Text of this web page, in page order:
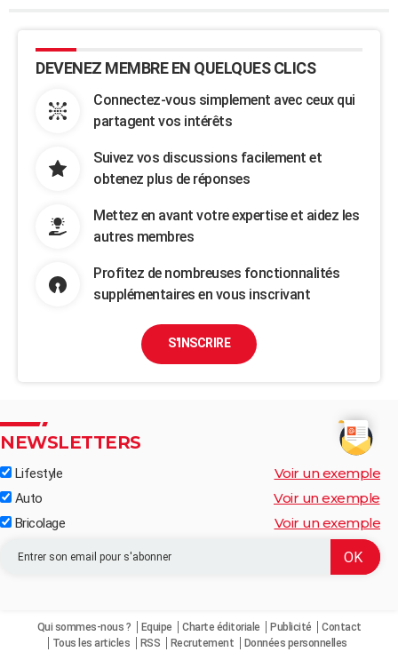
DEVENEZ MEMBRE EN QUELQUES CLICS
Connectez-vous simplement avec ceux qui
partagent vos intérêts
Suivez vos discussions facilement et
obtenez plus de réponses
Mettez en avant votre expertise et aidez les
autres membres
Profitez de nombreuses fonctionnalités
supplémentaires en vous inscrivant
S'INSCRIRE
NEWSLETTERS
Lifestyle Voir un exemple
Auto Voir un exemple
Bricolage Voir un exemple
Qui sommes-nous ? Equipe Charte éditoriale Publicité
Contact
Tous les articles
RSS Recrutement Données personnelles